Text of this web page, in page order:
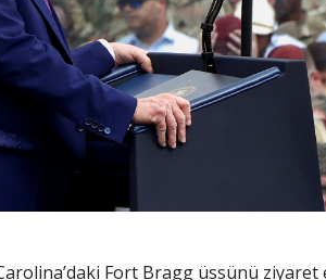
Fort Bragg üssünü ziyaret